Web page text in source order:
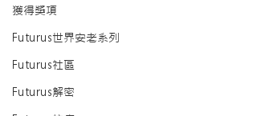
獲得獎項
Futurus世界安老系列
Futurus社區
Futurus解密